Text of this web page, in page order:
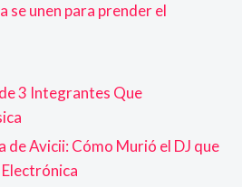
se unen para prender el
3 Integrantes Que
de Avicii: Cómo Murió el DJ que